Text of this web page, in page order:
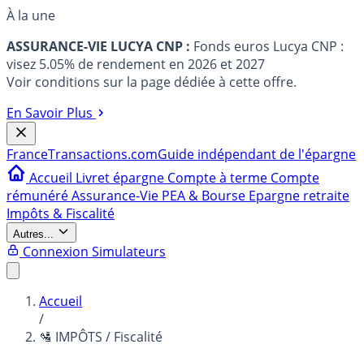
À la une
ASSURANCE-VIE LUCYA CNP : Fonds euros Lucya CNP :
visez 5.05% de rendement en 2026 et 2027
Voir conditions sur la page dédiée à cette offre.
En Savoir Plus
FranceTransactions.comGuide indépendant de l'épargne
Accueil Livret épargne Compte à terme Compte
rémunéréAssurance-Vie PEA & Bourse Epargne retraite
Impôts & Fiscalité
Autres...
Connexion Simulateurs
Accueil
/
🛂 IMPÔTS / Fiscalité